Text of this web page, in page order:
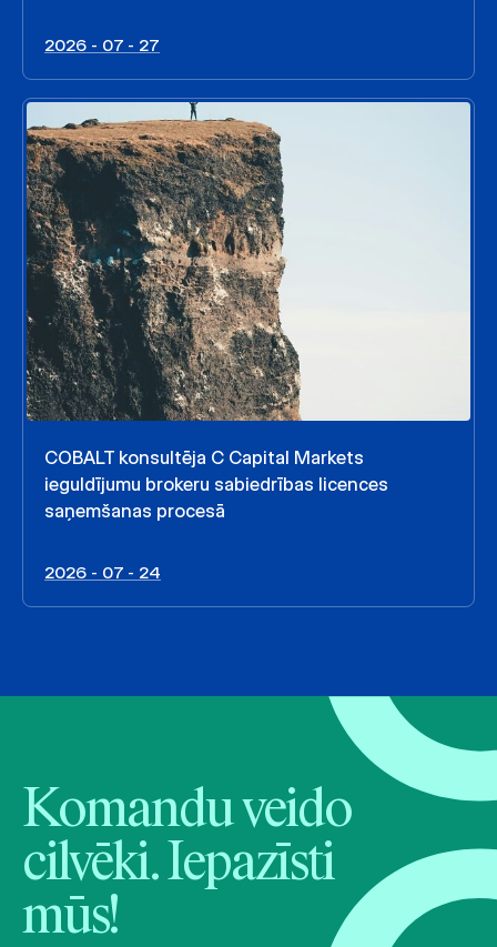
2026 - 07 - 27
COBALT konsultēja C Capital Markets
ieguldījumu brokeru sabiedrības licences
saņemšanas procesā
2026 - 07 - 24
Komandu veido
cilvēki. Iepazīsti
mūs!